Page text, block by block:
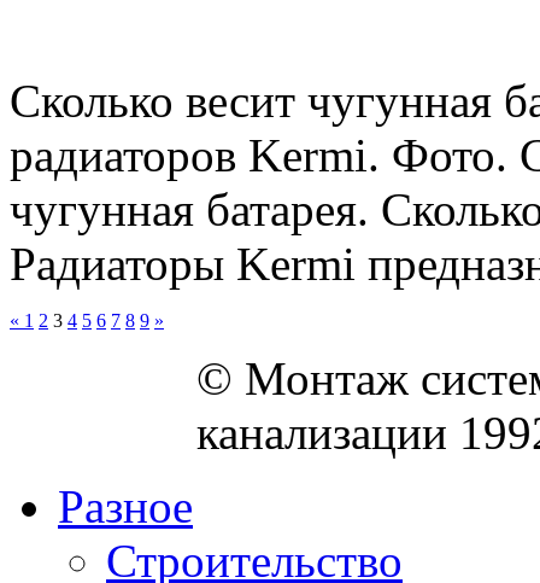
Сколько весит чугунная
радиаторов Kermi. Фото.
чугунная батарея.
Радиаторы Kermi
« 1 2 3 4 5 6 7 8 9 »
© Монтаж
канализации
Разное
Строительство